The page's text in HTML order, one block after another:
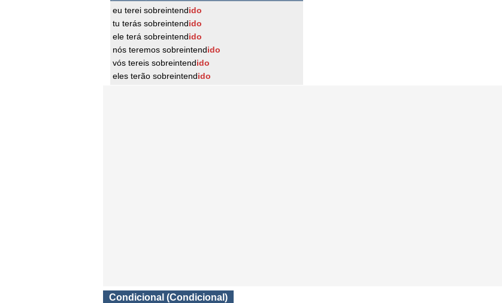
eu terei sobreintendido
tu terás sobreintendido
ele terá sobreintendido
nós teremos sobreintendido
vós tereis sobreintendido
eles terão sobreintendido
Condicional (Condicional)